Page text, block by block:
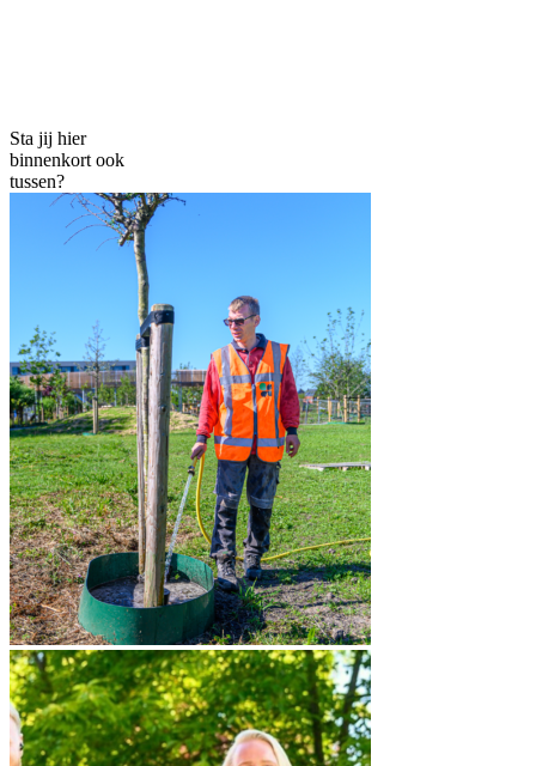
Sta jij hier
binnenkort ook
tussen?